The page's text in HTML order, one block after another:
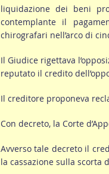
liquidazione dei beni
contemplante il
chirografari nell’arco di
Il Giudice rigettava
reputato il credito
Il creditore proponeva
Con decreto, la Corte
Avverso tale decreto il
la cassazione sulla scorta